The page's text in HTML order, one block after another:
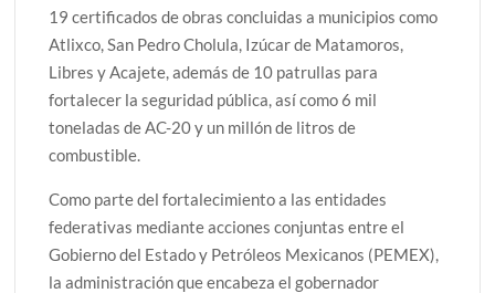
19 certificados de obras concluidas a municipios como
Atlixco, San Pedro Cholula, Izúcar de Matamoros,
Libres y Acajete, además de 10 patrullas para
fortalecer la seguridad pública, así como 6 mil
toneladas de AC-20 y un millón de litros de
combustible.
Como parte del fortalecimiento a las entidades
federativas mediante acciones conjuntas entre el
Gobierno del Estado y Petróleos Mexicanos (PEMEX),
la administración que encabeza el gobernador